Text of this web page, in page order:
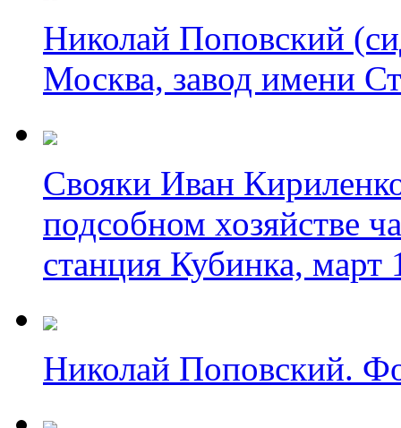
Николай Поповский
Москва, завод имени
Свояки Иван
подсобном хозяйстве
станция Кубинка, март
Николай Поповский.